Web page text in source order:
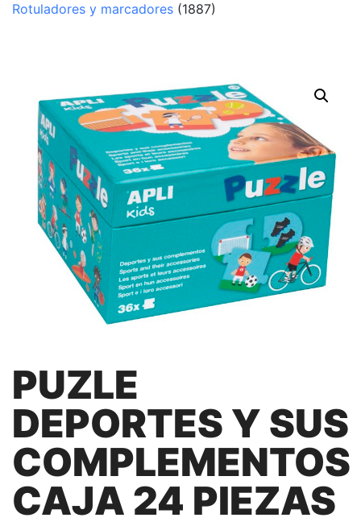
Rotuladores y marcadores (1887)
PUZLE
DEPORTES Y SUS
COMPLEMENTOS
CAJA 24 PIEZAS